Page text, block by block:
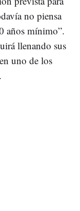
no piensa
años mínimo”.
llenando sus
uno de los